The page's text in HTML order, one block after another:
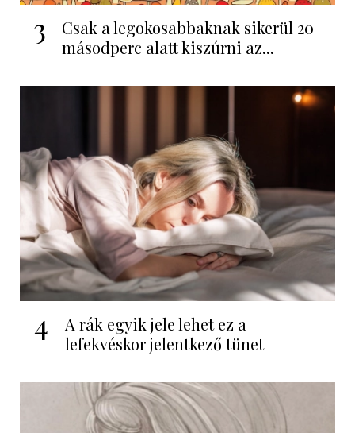
3
Csak a legokosabbaknak sikerül 20
másodperc alatt kiszúrni az...
4
A rák egyik jele lehet ez a
lefekvéskor jelentkező tünet